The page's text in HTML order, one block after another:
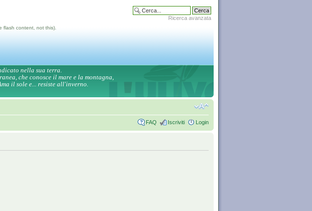
Ricerca avanzata
flash content, not this).
nella sua terra.
che conosce il mare e la montagna,
il sole e... resiste all'inverno.
FAQ Iscriviti Login